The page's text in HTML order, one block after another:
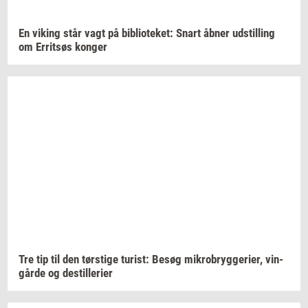
En viking står vagt på bi­bli­o­te­ket: Snart åbner ud­stil­ling
om Er­ritsøs kon­ger
Tre tip til den tørsti­ge turist: Besøg mi­kro­bryg­ge­ri­er, vin­
går­de og destil­le­ri­er